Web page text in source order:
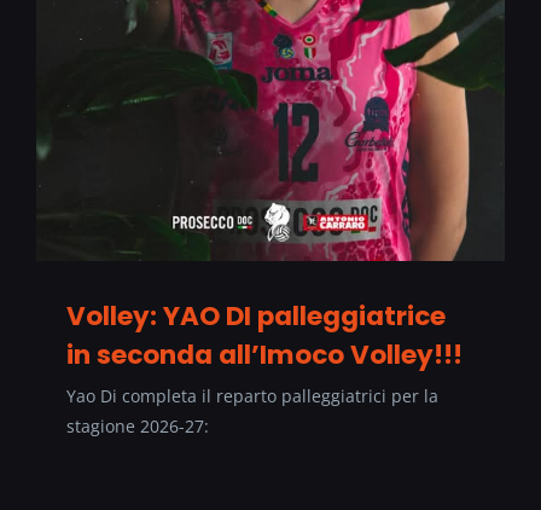
Volley: YAO DI palleggiatrice
in seconda all’Imoco Volley!!!
Yao Di completa il reparto palleggiatrici per la
stagione 2026-27: